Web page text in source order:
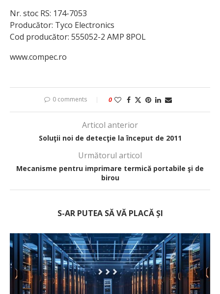
Nr. stoc RS: 174-7053
Producător: Tyco Electronics
Cod producător: 555052-2 AMP 8POL
www.compec.ro
0 comments 0
Articol anterior
Soluţii noi de detecţie la început de 2011
Următorul articol
Mecanisme pentru imprimare termică portabile şi de
birou
S-AR PUTEA SĂ VĂ PLACĂ ȘI